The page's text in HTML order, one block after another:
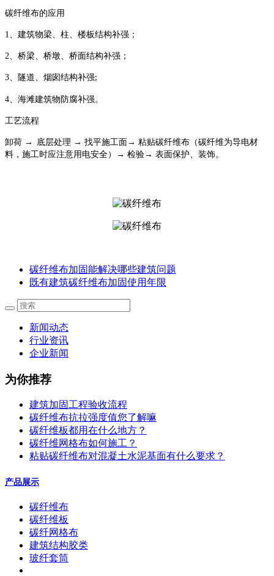
碳纤维布的应用
1 、建筑物梁、柱、楼板结构补强；
2 、桥梁、桥墩、桥面结构补强；
3 、隧道、烟囱结构补强;
4 、海滩建筑物防腐补强。
工艺流程
卸荷 →
底层处理 → 找平施工面→ 粘贴碳纤维布（碳纤维为导电材
料，施工时应注意用电安全）→ 检验→ 表面保护、装饰。
碳纤维布加固能解决哪些建筑问题
既有建筑碳纤维布加固使用年限
新闻动态
行业资讯
企业新闻
为你推荐
建筑加固工程验收流程
碳纤维布抗拉强度值您了解嘛
碳纤维板都用在什么地方？
碳纤维网格布如何施工？
粘贴碳纤维布对混凝土水泥基面有什么要求？
产品展示
碳纤维布
碳纤维板
碳纤网格布
建筑结构胶类
玻纤套筒